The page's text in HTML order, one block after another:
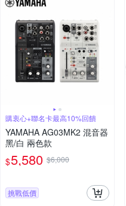
購衷心+聯名卡最高10%回饋
YAMAHA AG03MK2 混音器
黑/白 兩色款
$5,580 $6,000
挑戰低價